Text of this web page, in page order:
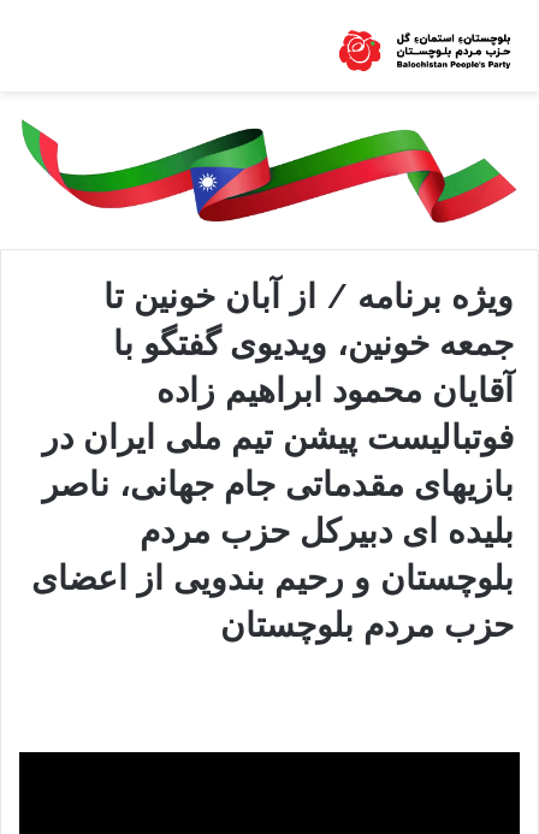
ویژه برنامه / از آبان خونین تا
جمعه خونین، ویدیوی گفتگو با
آقایان محمود ابراهیم زاده
فوتبالیست پیشن تیم ملی ایران در
بازیهای مقدماتی جام جهانی، ناصر
بلیده ای دبیرکل حزب مردم
بلوچستان و رحیم بندویی از اعضای
حزب مردم بلوچستان